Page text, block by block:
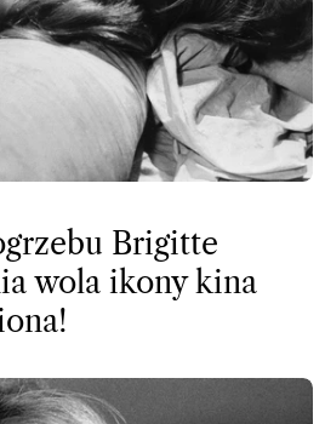
Brigitte
wola ikony kina